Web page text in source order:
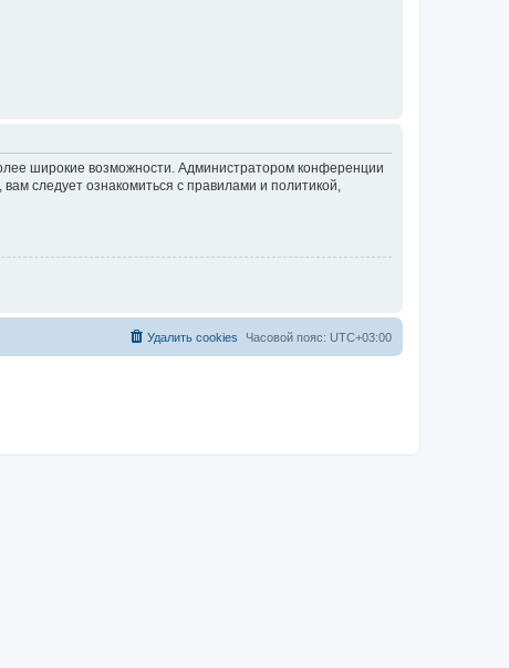
широкие возможности. Администратором конференции
следует ознакомиться с правилами и политикой,
Часовой пояс: UTC+03:00
Удалить cookies